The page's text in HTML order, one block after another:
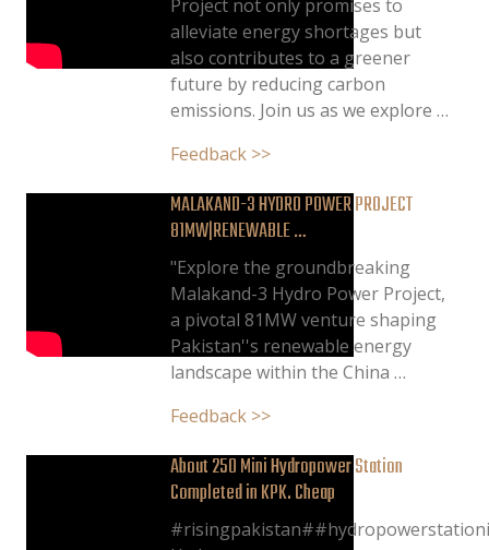
Project not only promises to
alleviate energy shortages but
also contributes to a greener
future by reducing carbon
emissions. Join us as we explore …
Feedback >>
MALAKAND-3 HYDRO POWER PROJECT
81MW|RENEWABLE …
"Explore the groundbreaking
Malakand-3 Hydro Power Project,
a pivotal 81MW venture shaping
Pakistan''s renewable energy
landscape within the China …
Feedback >>
About 250 Mini Hydropower Station
Completed in KPK. Cheap